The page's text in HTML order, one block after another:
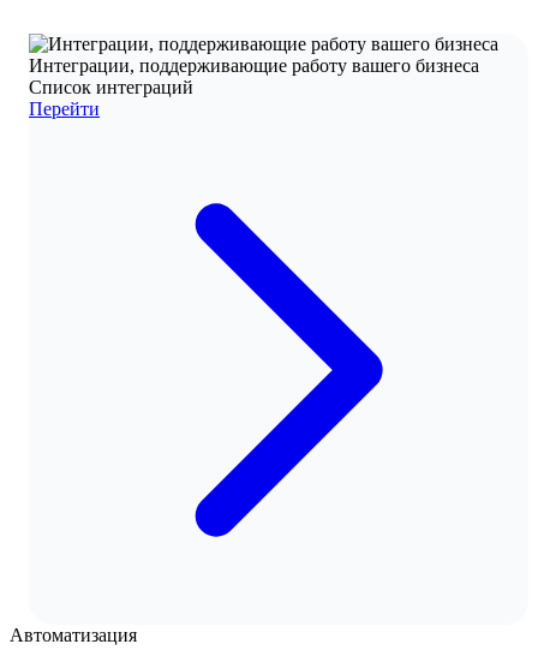
Интеграции, поддерживающие работу вашего бизнеса
Список интеграций
Перейти
Автоматизация